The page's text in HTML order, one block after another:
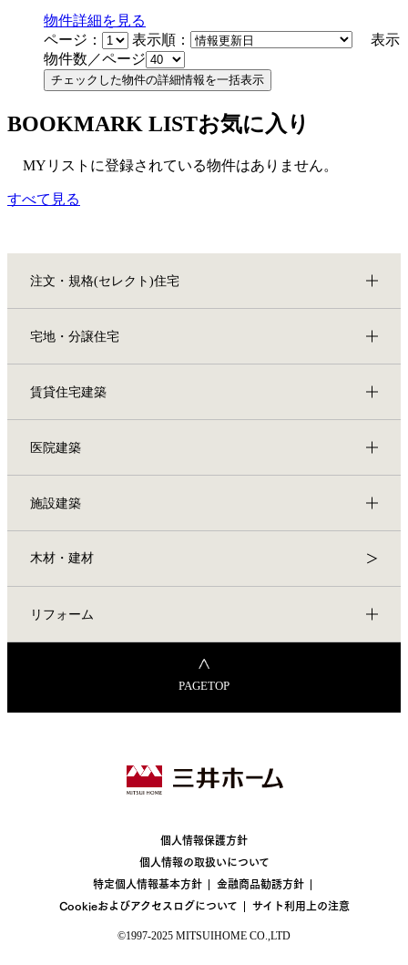
物件詳細を見る
ページ：
表示順：
表示
物件数／ページ
BOOKMARK LISTお気に入り
MYリストに登録されている物件はありません。
すべて見る
注文・規格(セレクト)住宅
宅地・分譲住宅
賃貸住宅建築
医院建築
施設建築
木材・建材
リフォーム
PAGETOP
個人情報保護方針
個人情報の取扱いについて
特定個人情報基本方針
金融商品勧誘方針
Cookieおよびアクセスログについて
サイト利用上の注意
©1997-2025 MITSUIHOME CO.,LTD